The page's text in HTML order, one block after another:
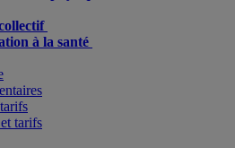
à la santé
tarifs